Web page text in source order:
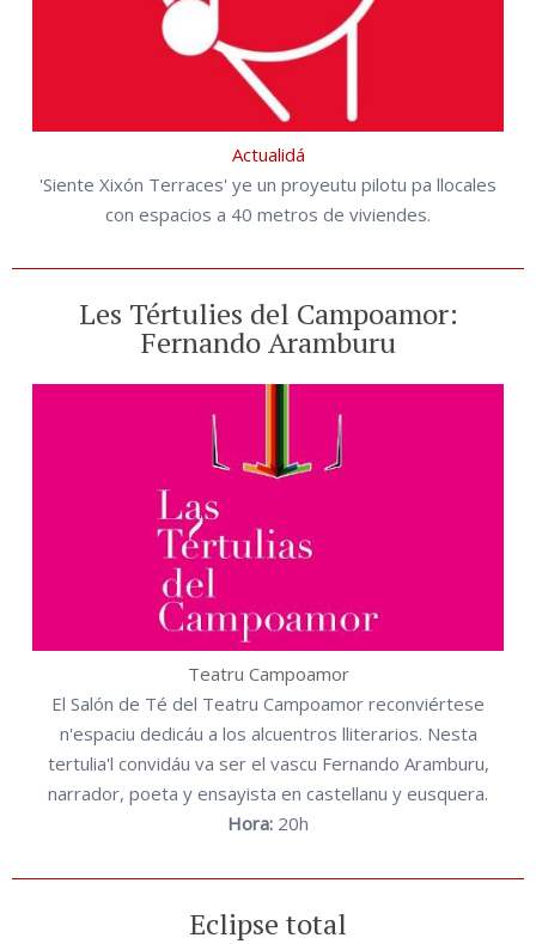
Actualidá
'Siente Xixón Terraces' ye un proyeutu pilotu pa llocales
con espacios a 40 metros de viviendes.
Les Tértulies del Campoamor:
Fernando Aramburu
Teatru Campoamor
El Salón de Té del Teatru Campoamor reconviértese
n'espaciu dedicáu a los alcuentros lliterarios. Nesta
tertulia'l convidáu va ser el vascu Fernando Aramburu,
narrador, poeta y ensayista en castellanu y eusquera.
Hora: 20h
Eclipse total